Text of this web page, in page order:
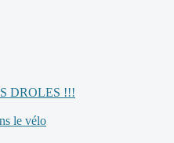
DROLES !!!
le vélo